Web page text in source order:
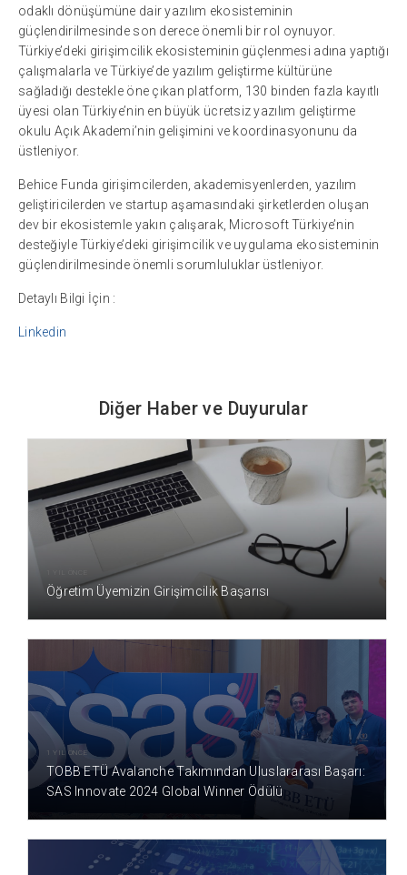
odaklı dönüşümüne dair yazılım ekosisteminin
güçlendirilmesinde son derece önemli bir rol oynuyor.
Türkiye’deki girişimcilik ekosisteminin güçlenmesi adına yaptığı
çalışmalarla ve Türkiye’de yazılım geliştirme kültürüne
sağladığı destekle öne çıkan platform, 130 binden fazla kayıtlı
üyesi olan Türkiye’nin en büyük ücretsiz yazılım geliştirme
okulu Açık Akademi’nin gelişimini ve koordinasyonunu da
üstleniyor.
Behice Funda girişimcilerden, akademisyenlerden, yazılım
geliştiricilerden ve startup aşamasındaki şirketlerden oluşan
dev bir ekosistemle yakın çalışarak, Microsoft Türkiye’nin
desteğiyle Türkiye’deki girişimcilik ve uygulama ekosisteminin
güçlendirilmesinde önemli sorumluluklar üstleniyor.
Detaylı Bilgi İçin :
Linkedin
Diğer Haber ve Duyurular
Öğretim Üyemizin Girişimcilik Başarısı
1 YIL ÖNCE
TOBB ETÜ Avalanche Takımından Uluslararası Başarı:
SAS Innovate 2024 Global Winner Ödülü